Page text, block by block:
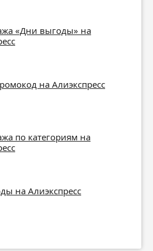
«Дни выгоды» на
на Алиэкспресс
по категориям на
на Алиэкспресс